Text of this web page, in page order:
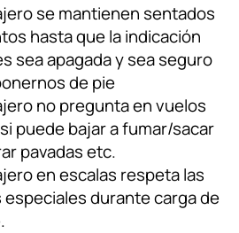
se mantienen sentados
hasta que la indicación
sea apagada y sea seguro
de pie
no pregunta en vuelos
puede bajar a fumar/sacar
pavadas etc.
en escalas respeta las
durante carga de